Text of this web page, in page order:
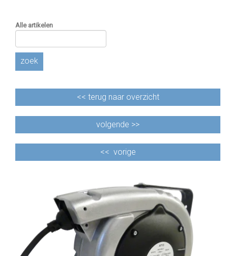
Alle artikelen
zoek
<< terug naar overzicht
volgende >>
<< vorige